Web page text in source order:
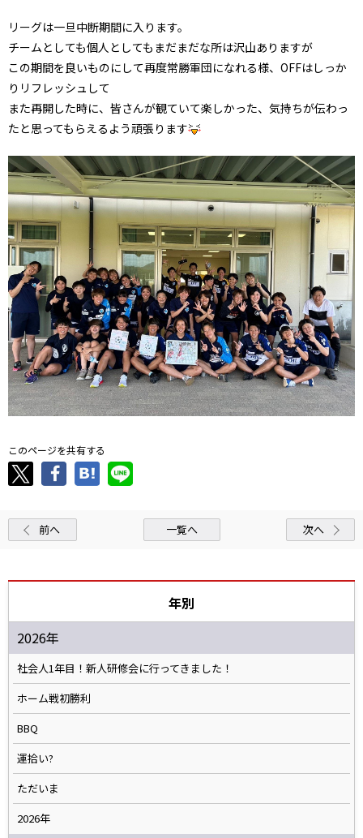
リーグは一旦中断期間に入ります。
チームとしても個人としてもまだまだな所は沢山ありますが
この期間を良いものにして再度常勝軍団になれる様、OFFはしっか
りリフレッシュして
また再開した時に、皆さんが観ていて楽しかった、気持ちが伝わっ
たと思ってもらえるよう頑張ります
このページを共有する
前へ 一覧へ 次へ
年別
2026年
社会人1年目！新人研修会に行ってきました！
ホーム戦初勝利
BBQ
運拾い?
ただいま
2026年